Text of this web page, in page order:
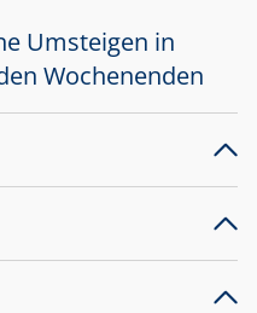
Umsteigen in
Wochenenden
am
der Bahnstraße in